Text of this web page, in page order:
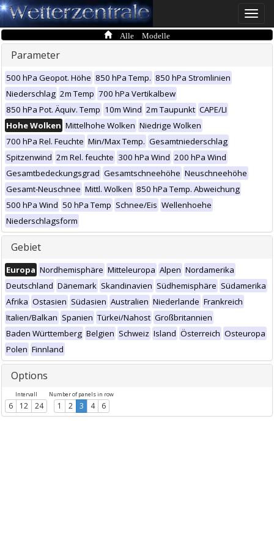
Toggle
Alle Modelle
Parameter
500 hPa Geopot. Höhe 850 hPa Temp. 850 hPa Stromlinien
Niederschlag 2m Temp 700 hPa Vertikalbew
850 hPa Pot. Äquiv. Temp 10m Wind 2m Taupunkt CAPE/LI
Hohe Wolken Mittelhohe Wolken Niedrige Wolken
700 hPa Rel. Feuchte Min/Max Temp. Gesamtniederschlag
Spitzenwind 2m Rel. feuchte 300 hPa Wind 200 hPa Wind
Gesamtbedeckungsgrad Gesamtschneehöhe Neuschneehöhe
Gesamt-Neuschnee Mittl. Wolken 850 hPa Temp. Abweichung
500 hPa Wind 50 hPa Temp Schnee/Eis Wellenhoehe
Niederschlagsform
Gebiet
Europa Nordhemisphäre Mitteleuropa Alpen Nordamerika
Deutschland Dänemark Skandinavien Südhemisphäre Südamerika
Afrika Ostasien Südasien Australien Niederlande Frankreich
Italien/Balkan Spanien Türkei/Nahost Großbritannien
Baden Württemberg Belgien Schweiz Island Österreich Osteuropa
Polen Finnland
Options
Intervall
6 12 24
Number of panels in row
1 2 3 4 6